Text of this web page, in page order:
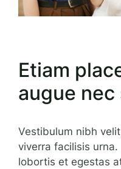
Etiam
augue nec
Vestibulum nibh
viverra facilisis
lobortis et egestas